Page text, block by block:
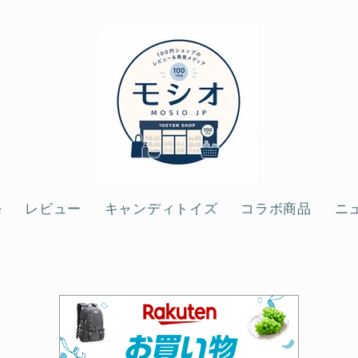
レビュー キャンディトイズ コラボ商品 ニ